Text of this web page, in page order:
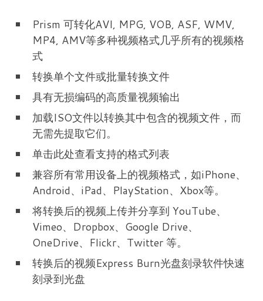
Prism 可转化AVI, MPG, VOB, ASF, WMV,
MP4, AMV等多种视频格式几乎所有的视频格
式
转换单个文件或批量转换文件
具有无损编码的高质量视频输出
加载ISO文件以转换其中包含的视频文件，而
无需先提取它们。
单击此处查看支持的格式列表
兼容所有常用设备上的视频格式，如iPhone、
Android、iPad、PlayStation、Xbox等。
将转换后的视频上传并分享到 YouTube、
Vimeo、Dropbox、Google Drive、
OneDrive、Flickr、Twitter 等。
转换后的视频Express Burn光盘刻录软件快速
刻录到光盘